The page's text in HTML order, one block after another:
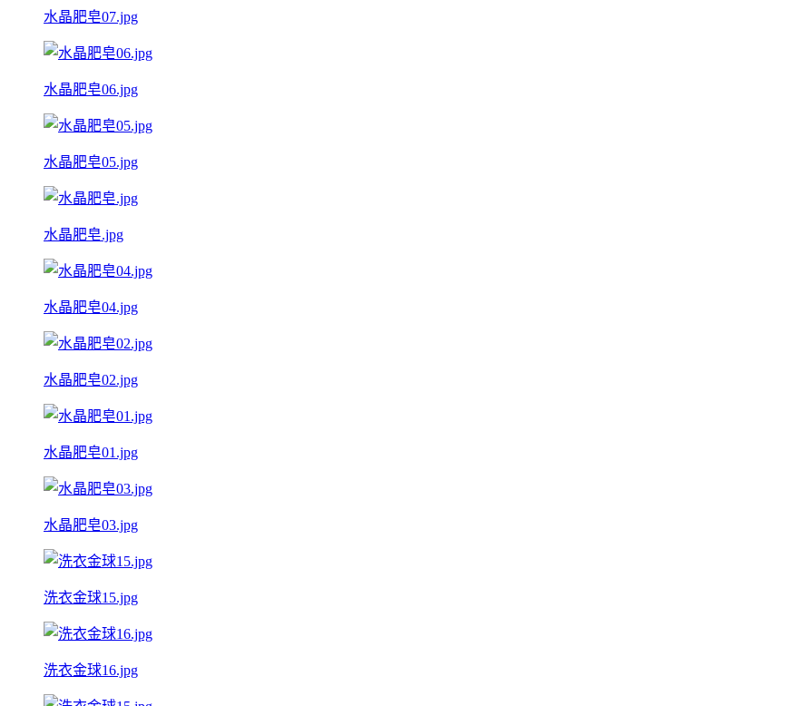
水晶肥皂07.jpg
水晶肥皂06.jpg
水晶肥皂05.jpg
水晶肥皂.jpg
水晶肥皂04.jpg
水晶肥皂02.jpg
水晶肥皂01.jpg
水晶肥皂03.jpg
洗衣金球15.jpg
洗衣金球16.jpg